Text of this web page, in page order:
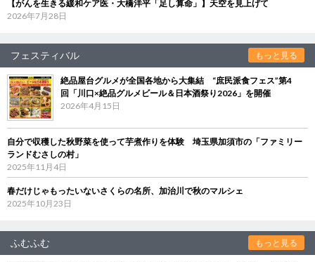
【がんを生きる緩和ケア医・大橋洋平「足し算命」】天空を見上げて
2026年7月28日
フェスティバル もっと見る
絶品屋台グルメが全国各地から大集結 “庶民派食フェス”第4
回「川口×絶品グルメビール＆日本酒祭り2026」を開催
2026年4月15日
自分で収穫した秋野菜を使って芋煮作りを体験 埼玉県加須市の「ファミリー
ランドむさしの村」
2025年11月4日
春だけじゃもったいないさくらの名所、加治川で秋のマルシェ
2025年10月23日
ふむふむ もっと見る